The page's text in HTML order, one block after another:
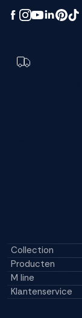
Collection
Producten
M line
Klantenservice